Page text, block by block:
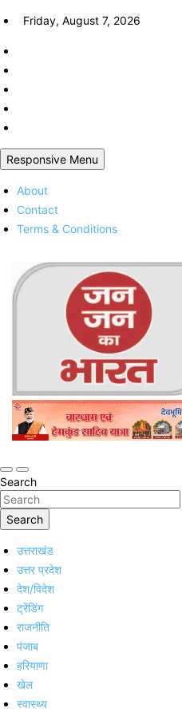
Skip
content
Friday, August 7, 2026
Responsive Menu
About
Contact
Terms & Conditions
Jan Jan Ka Bharat
Online Trending Hindi News
Search
Search
उत्तराखंड
उत्तर प्रदेश
देश/विदेश
ट्रेंडिंग
राजनीति
पंजाब
हरियाणा
खेल
स्वास्थ्य